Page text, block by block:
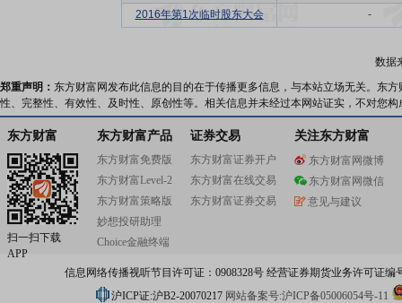
2016年第1次临时股东大会
-
数据
郑重声明： 东方财富网发布此信息的目的在于传播更多信息，与本站立场无关。东
性、完整性、有效性、及时性、原创性等。相关信息并未经过本网站证实，不对您
东方财富
扫一扫下载
APP
东方财富产品
东方财富免费版
东方财富Level-2
东方财富策略版
妙想投研助理
Choice金融终端
证券交易
东方财富证券开户
东方财富在线交易
东方财富证券交易
关注东方财富
东方财富网微博
东方财富网微信
意见与建议
信息网络传播视听节目许可证：0908328号 经营证券期货业务许可证编
沪ICP证:沪B2-20070217 网站备案号:沪ICP备05006054号-11